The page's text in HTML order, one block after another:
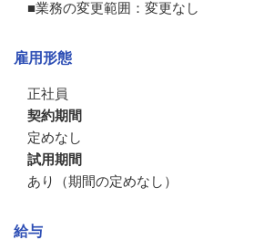
■業務の変更範囲：変更なし
雇用形態
正社員
契約期間
定めなし
試用期間
あり（期間の定めなし）
給与